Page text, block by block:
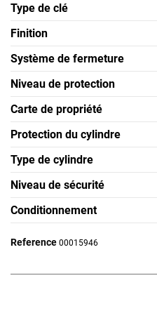
Type de clé
Finition
Système de fermeture
Niveau de protection
Carte de propriété
Protection du cylindre
Type de cylindre
Niveau de sécurité
Conditionnement
Reference 00015946